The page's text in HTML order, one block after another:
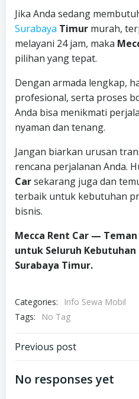
Jika Anda sedang
Surabaya Timur murah,
melayani 24 jam, maka
pilihan yang tepat.
Dengan armada lengkap,
profesional, serta proses
Anda bisa menikmati
nyaman dan tenang.
Jangan biarkan urusan
rencana perjalanan Anda.
Carsekarang juga dan
terbaik untuk kebutuhan
bisnis.
Mecca Rent Car —
untuk Seluruh
Surabaya Timur.
Categories:
Info Sewa Mobil
Tags:
No Tag
Post
navigation
Previous post
No responses yet